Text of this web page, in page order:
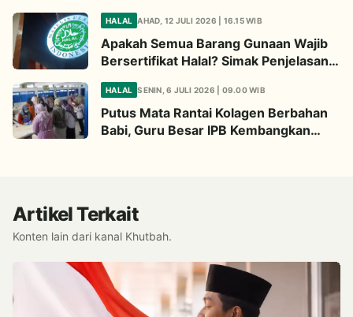
HALAL AHAD, 12 JULI 2026 | 16.15 WIB
Apakah Semua Barang Gunaan Wajib
Bersertifikat Halal? Simak Penjelasan
HALAL SENIN, 6 JULI 2026 | 09.00 WIB
Putus Mata Rantai Kolagen Berbahan
Babi, Guru Besar IPB Kembangkan
Artikel Terkait
Konten lain dari kanal Khutbah.